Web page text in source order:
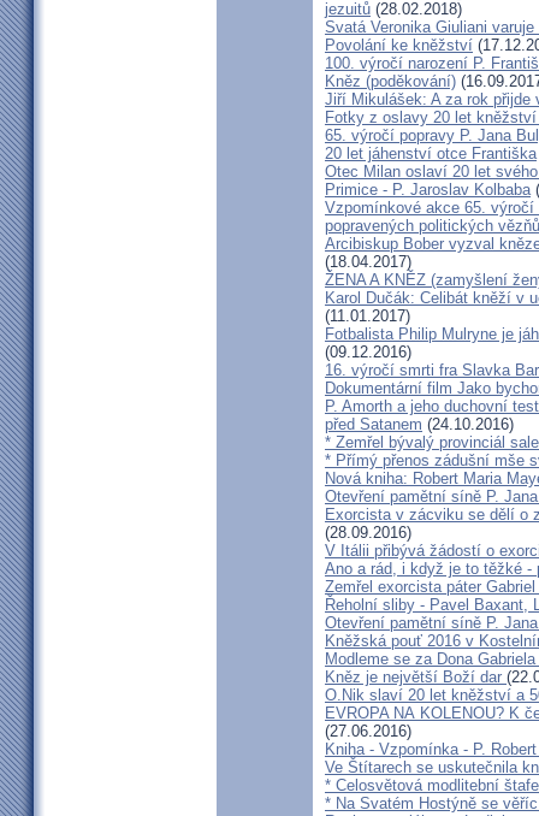
jezuitů (28.02.2018)
Svatá Veronika Giuliani
Povolání ke kněžství
100. výročí narození P.
Kněz (poděkování)
Jiří Mikulášek: A za rok
Fotky z oslavy 20 let
65. výročí popravy P. Jana
20 let jáhenství otce Františka
Otec Milan oslaví 20 let
Primice - P. Jaroslav Kolbaba
Vzpomínkové akce 65.
popravených politických vězňů
Arcibiskup Bober vyzval
(18.04.2017)
ŽENA A KNĚZ (zamyšlení
Karol Dučák: Celibát kněží v
(11.01.2017)
Fotbalista Philip Mulryne je
(09.12.2016)
16. výročí smrti fra Slavka
Dokumentární film Jako
P. Amorth a jeho duchovní
před Satanem (24.10.2016)
* Zemřel bývalý provinciál
* Přímý přenos zádušní mše
Nová kniha: Robert Maria
Otevření pamětní síně P.
Exorcista v zácviku se dělí o
(28.09.2016)
V Itálii přibývá žádostí o
Ano a rád, i když je to těžké -
Zemřel exorcista páter Gabriel
Řeholní sliby - Pavel Baxant,
Otevření pamětní síně P.
Kněžská pouť 2016 v
Modleme se za Dona
Kněz je největší Boží dar
O.Nik slaví 20 let kněžství a
EVROPA NA KOLENOU? K
(27.06.2016)
Kniha - Vzpomínka - P.
Ve Štítarech se uskutečnila
* Celosvětová modlitební
* Na Svatém Hostýně se